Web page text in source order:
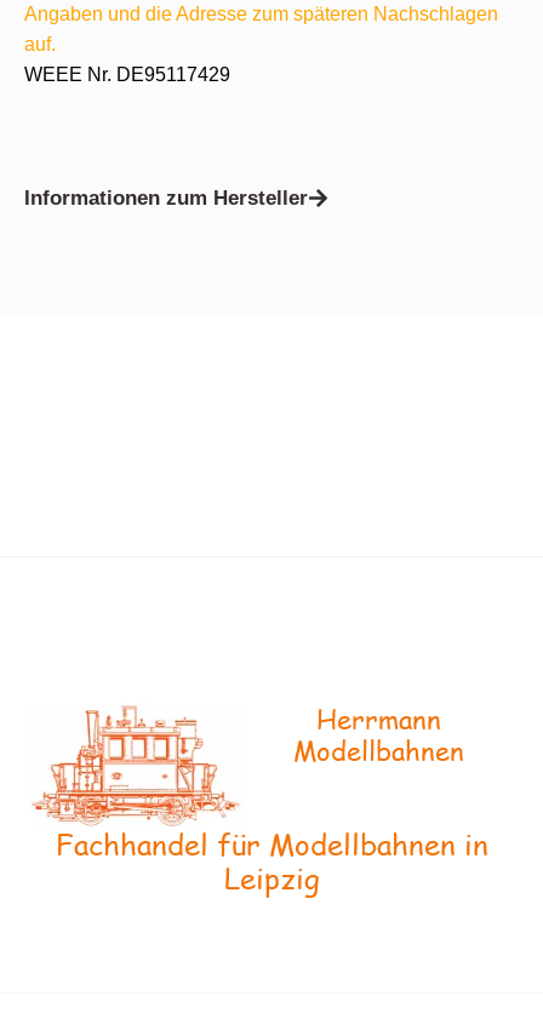
Angaben und die Adresse zum späteren Nachschlagen
auf.
WEEE Nr. DE95117429
Informationen zum Hersteller
Herrmann
Modellbahnen
Fachhandel für Modellbahnen in
Leipzig